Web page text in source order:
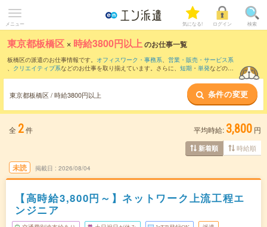
メニュー 気になる! ログイン 検索
東京都板橋区 × 時給3800円以上のお仕事一覧
板橋区の派遣のお仕事情報です。 オフィスワーク・事務系、 営業・販売・サービス系
、 クリエイティブ系などのお仕事を取り揃えています。さらに、 短期 ・ 単発などの期
東京都板橋区 / 時給3800円以上 条件の変更
全 2件 平均時給: 3,800 円
新着順 時給順
未読 掲載日 2026/08/04
【高時給3,800円～】ネットワーク上流工程エ
ンジニア